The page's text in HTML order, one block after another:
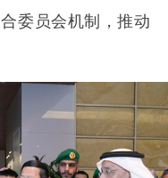
委员会机制，推动